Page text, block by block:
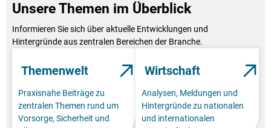
Unsere Themen im Überblick
Informieren Sie sich über aktuelle Entwicklungen und
Hintergründe aus zentralen Bereichen der Branche.
Themenwelt
Praxisnahe Beiträge zu
zentralen Themen rund um
Vorsorge, Sicherheit und
Wirtschaft
Analysen, Meldungen und
Hintergründe zu nationalen
und internationalen